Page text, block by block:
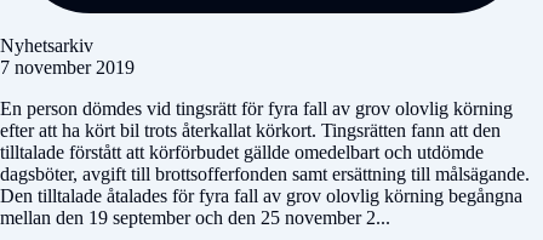
Nyhetsarkiv
7 november 2019
En person dömdes vid tingsrätt för fyra fall av grov olovlig körning
efter att ha kört bil trots återkallat körkort. Tingsrätten fann att den
tilltalade förstått att körförbudet gällde omedelbart och utdömde
dagsböter, avgift till brottsofferfonden samt ersättning till målsägande.
Den tilltalade åtalades för fyra fall av grov olovlig körning begångna
mellan den 19 september och den 25 november 2...